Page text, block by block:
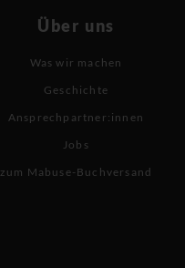
Über uns
Was wir machen
Geschichte
Ansprechpartner:innen
Jobs
zum Mabuse-Buchversand